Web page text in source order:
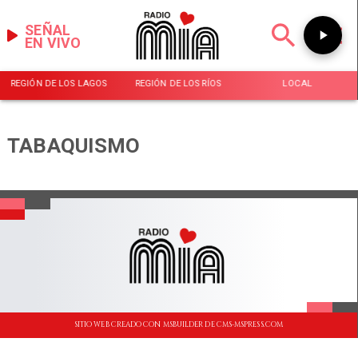
EN VIVO
SEÑAL
REGIÓN DE LOS LAGOS REGIÓN DE LOS RÍOS LOCAL
TABAQUISMO
SITIO WEB CREADO CON MSBUILDER DE CMS-MSPRESS.COM